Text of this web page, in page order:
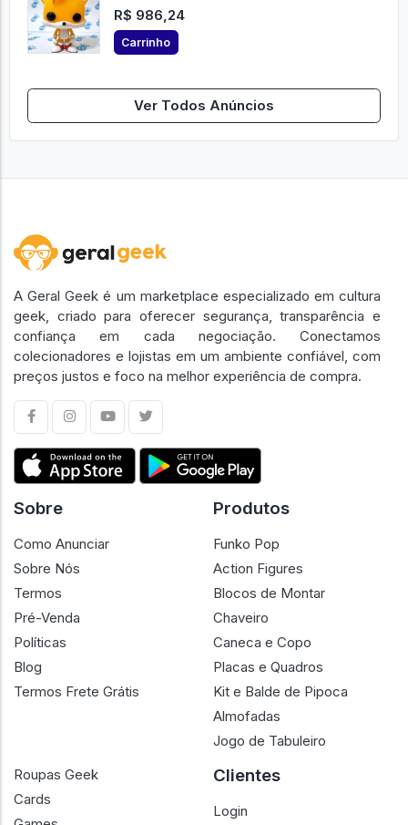
R$ 986,24
Carrinho
Ver Todos Anúncios
A Geral Geek é um marketplace especializado em cultura
geek, criado para oferecer segurança, transparência e
confiança em cada negociação. Conectamos
colecionadores e lojistas em um ambiente confiável, com
preços justos e foco na melhor experiência de compra.
Sobre
Como Anunciar
Sobre Nós
Termos
Pré-Venda
Políticas
Blog
Termos Frete Grátis
Produtos
Funko Pop
Action Figures
Blocos de Montar
Chaveiro
Caneca e Copo
Placas e Quadros
Kit e Balde de Pipoca
Almofadas
Jogo de Tabuleiro
Roupas Geek
Cards
Clientes
Login